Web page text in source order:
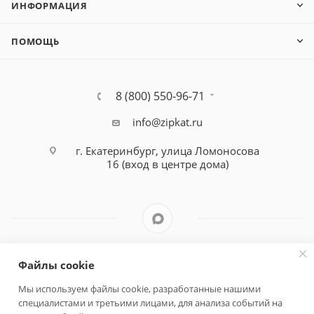
ИНФОРМАЦИЯ
ПОМОЩЬ
8 (800) 550-96-71
info@zipkat.ru
г. Екатеринбург, улица Ломоносова
16 (вход в центре дома)
Политика конфиденциальности
Файлы cookie
Мы используем файлы cookie, разработанные нашими
специалистами и третьими лицами, для анализа событий на